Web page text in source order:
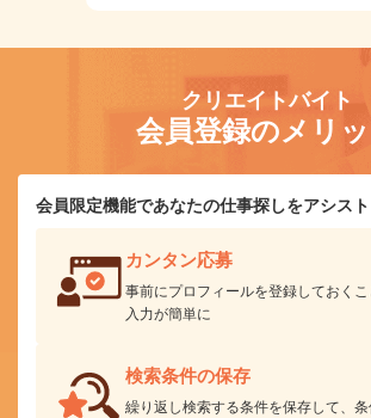
クリエイトバイト
会員登録のメリッ
会員限定機能であなたの仕事探しをアシスト
カンタン応募
事前にプロフィールを登録しておく
入力が簡単に
検索条件の保存
繰り返し検索する条件を保存して、